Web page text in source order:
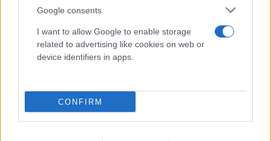
Google consents
I want to allow Google to enable storage
related to advertising like cookies on web or
device identifiers in apps.
CONFIRM